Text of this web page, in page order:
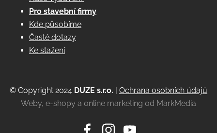
Pro stavební firmy
Kde působíme
Časté dotazy
Ke stažení
© Copyright 2024 DUZE s.r.o. | Ochrana osobních údajů
Weby, e-shopy a online marketing od MarkMedia